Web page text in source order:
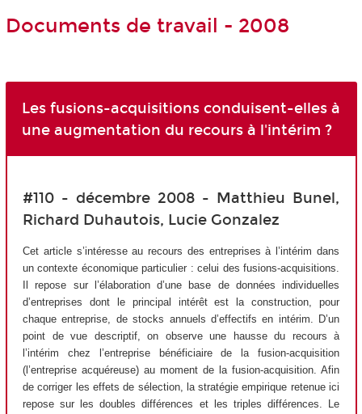
Documents de travail - 2008
Les fusions-acquisitions conduisent-elles à
une augmentation du recours à l'intérim ?
#110 - décembre 2008 - Matthieu Bunel,
Richard Duhautois, Lucie Gonzalez
Cet article s’intéresse au recours des entreprises à l’intérim dans
un contexte économique particulier : celui des fusions-acquisitions.
Il repose sur l’élaboration d’une base de données individuelles
d’entreprises dont le principal intérêt est la construction, pour
chaque entreprise, de stocks annuels d’effectifs en intérim. D’un
point de vue descriptif, on observe une hausse du recours à
l’intérim chez l’entreprise bénéficiaire de la fusion-acquisition
(l’entreprise acquéreuse) au moment de la fusion-acquisition. Afin
de corriger les effets de sélection, la stratégie empirique retenue ici
repose sur les doubles différences et les triples différences. Le